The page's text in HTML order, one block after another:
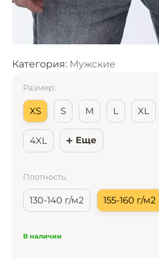
Категория: Мужские
Размер:
XS S M L XL
4XL Еще
Плотность:
130-140 г/м2 155-160 г/м2
В наличии